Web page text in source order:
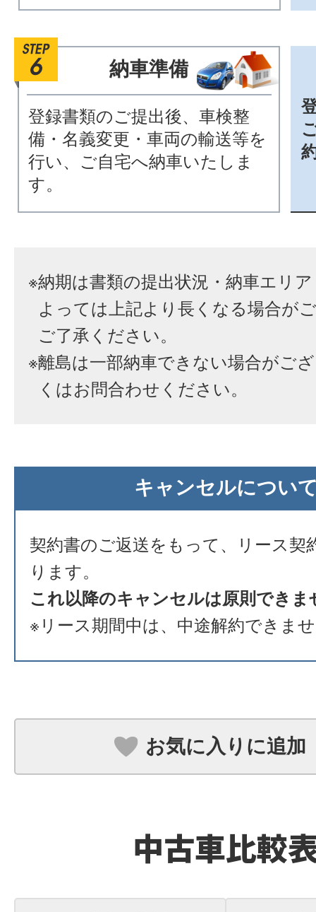
納車準備
登録書類のご提出後、車検整
備・名義変更・車両の輸送等を
行い、ご自宅へ納車いたしま
す。
※納期は書類の提出状況・納車エリ
よっては上記より長くなる場合が
ご了承ください。
※離島は一部納車できない場合がご
くはお問合わせください。
キャンセルについ
契約書のご返送をもって、リース契
ります。
これ以降のキャンセルは原則できま
※リース期間中は、中途解約できま
お気に入りに追加
中古車比較